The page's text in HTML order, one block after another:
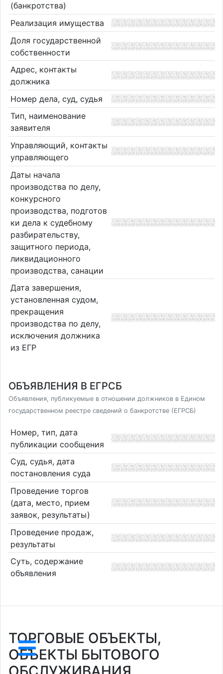
(банкротства)
Реализация имущества
Доля государственной
собственности
Адрес, контакты
должника
Номер дела, суд, судья
Тип, наименование
заявителя
Управляющий, контакты
управляющего
Даты начала
производства по делу,
конкурсного
производства, подготов
ки дела к судебному
разбирательству,
защитного периода,
ликвидационного
производства, санации
Дата завершения,
установленная судом,
прекращения
производства по делу,
исключения должника
из ЕГР
ОБЪЯВЛЕНИЯ В ЕГРСБ
Объявления, публикуемые в отношении должников в Едином
государственном реестре сведений о банкротстве (ЕГРСБ)
Номер, тип, дата
публикации сообщения
Суд, судья, дата
постановления суда
Проведение торгов
(дата, место, прием
заявок, результаты)
Проведение продаж,
результаты
Суть, содержание
объявления
ТОРГОВЫЕ ОБЪЕКТЫ,
ОБЪЕКТЫ БЫТОВОГО